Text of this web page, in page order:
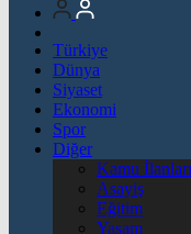
Türkiye
Dünya
Siyaset
Ekonomi
Spor
Diğer
Kamu İlanları
Asayiş
Eğitim
Yaşam